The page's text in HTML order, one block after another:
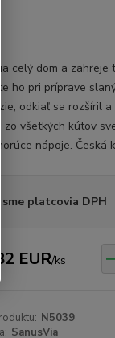
celý dom a zahreje
ho pri príprave
odkiaľ sa rozšíril
zo všetkých kútov
nápoje. Česká
sme platcovia DPH
EUR/ks
N5039
SanusVia